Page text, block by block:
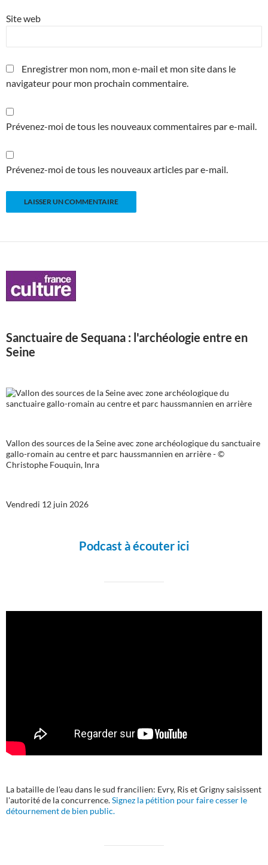
Site web
Enregistrer mon nom, mon e-mail et mon site dans le
navigateur pour mon prochain commentaire.
Prévenez-moi de tous les nouveaux commentaires par e-mail.
Prévenez-moi de tous les nouveaux articles par e-mail.
Sanctuaire de Sequana : l'archéologie entre en
Seine
Vallon des sources de la Seine avec zone archéologique du sanctuaire
gallo-romain au centre et parc haussmannien en arrière - ©
Christophe Fouquin, Inra
Vendredi 12 juin 2026
Podcast à écouter ici
La bataille de l'eau dans le sud francilien: Evry, Ris et Grigny saisissent
l'autorité de la concurrence.Signez la pétition pour faire cesser le
détournement de bien public.